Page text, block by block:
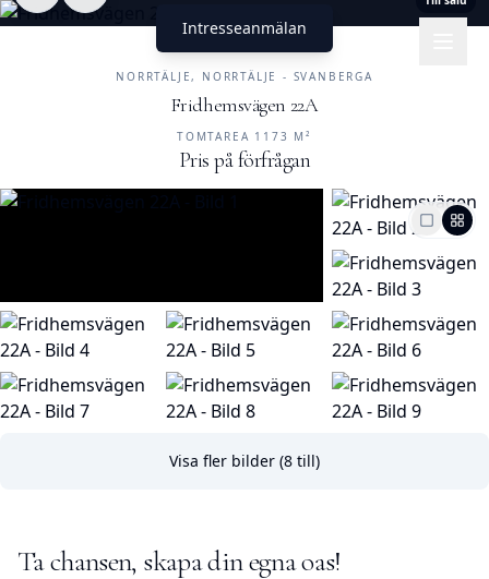
Intresseanmälan
NORRTÄLJE, NORRTÄLJE - SVANBERGA
Fridhemsvägen 22A
TOMTAREA 1173 M²
Pris på förfrågan
Visa fler bilder (8 till)
Ta chansen, skapa din egna oas!